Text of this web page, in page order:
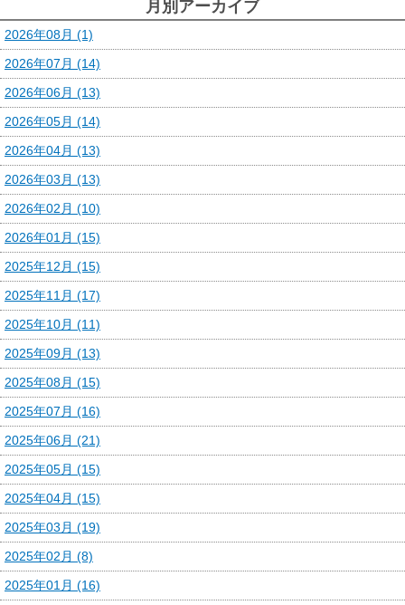
月別アーカイブ
2026年08月 (1)
2026年07月 (14)
2026年06月 (13)
2026年05月 (14)
2026年04月 (13)
2026年03月 (13)
2026年02月 (10)
2026年01月 (15)
2025年12月 (15)
2025年11月 (17)
2025年10月 (11)
2025年09月 (13)
2025年08月 (15)
2025年07月 (16)
2025年06月 (21)
2025年05月 (15)
2025年04月 (15)
2025年03月 (19)
2025年02月 (8)
2025年01月 (16)